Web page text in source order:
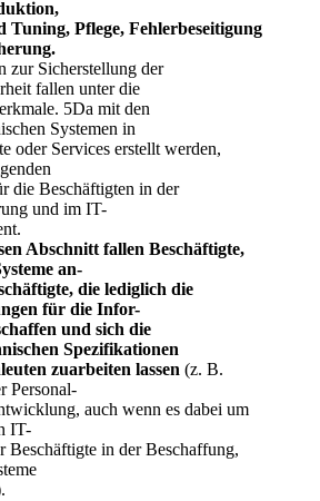
Tuning, Pflege, Fehlerbeseitigung
zur Sicherstellung der
fallen unter die
5Da mit den
Systemen in
oder Services erstellt werden,
die Beschäftigten in der
und im IT-
Abschnitt fallen Beschäftigte,
an-
die lediglich die
für die Infor-
und sich die
Spezifikationen
zuarbeiten lassen (z. B.
Personal-
auch wenn es dabei um
IT-
Beschäftigte in der Beschaffung,